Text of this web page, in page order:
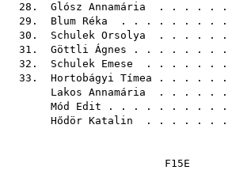
28. Glósz Annamária . . . . .
29. Blum Réka . . . . . . . .
30. Schulek Orsolya . . . . .
31. Göttli Ágnes . . . . . . .
32. Schulek Emese . . . . . .
33. Hortobágyi Tímea . . . . .
Lakos Annamária . . . . .
Mód Edit . . . . . . . . .
Hődör Katalin . . . . . .